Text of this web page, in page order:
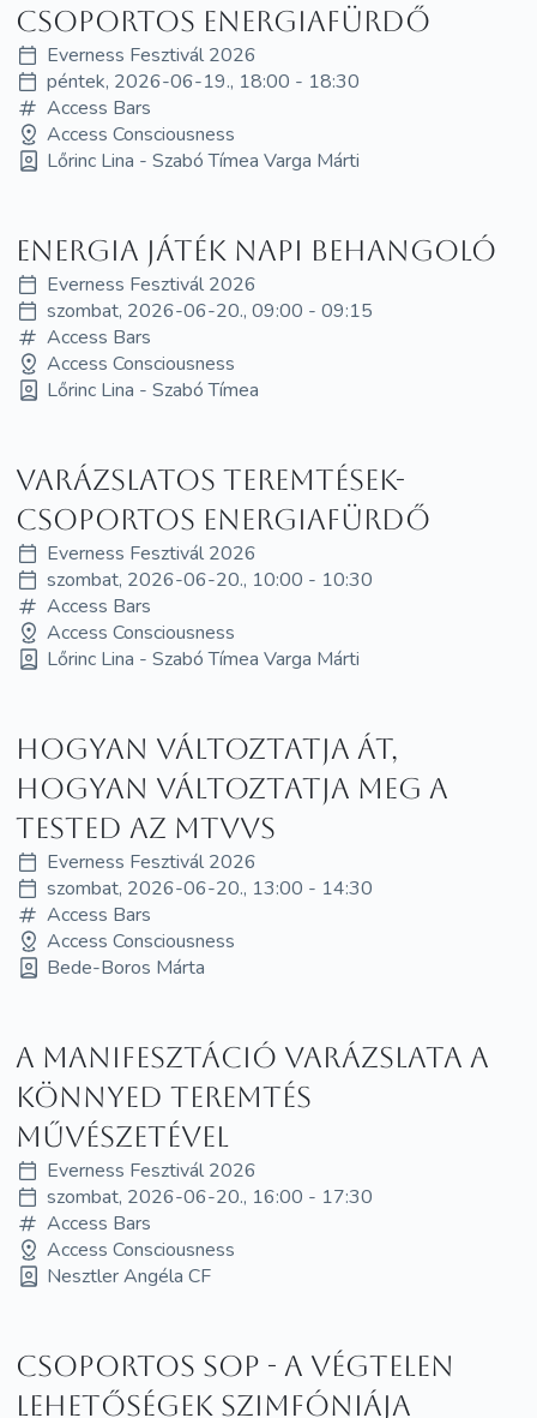
Csoportos energiafürdő
Everness Fesztivál 2026
péntek, 2026-06-19., 18:00 - 18:30
Access Bars
Access Consciousness
Lőrinc Lina - Szabó Tímea Varga Márti
Energia játék napi behangoló
Everness Fesztivál 2026
szombat, 2026-06-20., 09:00 - 09:15
Access Bars
Access Consciousness
Lőrinc Lina - Szabó Tímea
Varázslatos teremtések-
Csoportos energiafürdő
Everness Fesztivál 2026
szombat, 2026-06-20., 10:00 - 10:30
Access Bars
Access Consciousness
Lőrinc Lina - Szabó Tímea Varga Márti
Hogyan változtatja át,
hogyan változtatja meg a
tested az MTVVS
Everness Fesztivál 2026
szombat, 2026-06-20., 13:00 - 14:30
Access Bars
Access Consciousness
Bede-Boros Márta
A manifesztáció varázslata a
könnyed teremtés
művészetével
Everness Fesztivál 2026
szombat, 2026-06-20., 16:00 - 17:30
Access Bars
Access Consciousness
Nesztler Angéla CF
Csoportos SOP - A Végtelen
Lehetőségek Szimfóniája